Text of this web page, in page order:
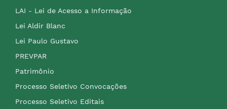
LAI - Lei de Acesso a Informação
Lei Aldir Blanc
Lei Paulo Gustavo
PREVPAR
Patrimônio
Processo Seletivo Convocações
Processo Seletivo Editais